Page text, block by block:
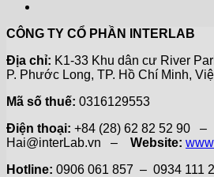
CÔNG TY CỔ PHẦN INTERLAB
Địa chỉ: K1-33 Khu dân cư River
P. Phước Long, TP. Hồ Chí Minh,
Mã số thuế: 0316129553
Điện thoại: +84 (28) 62 82 52 90 –
Hai@interLab.vn – Website:
Hotline: 0906 061 857 – 0934 111